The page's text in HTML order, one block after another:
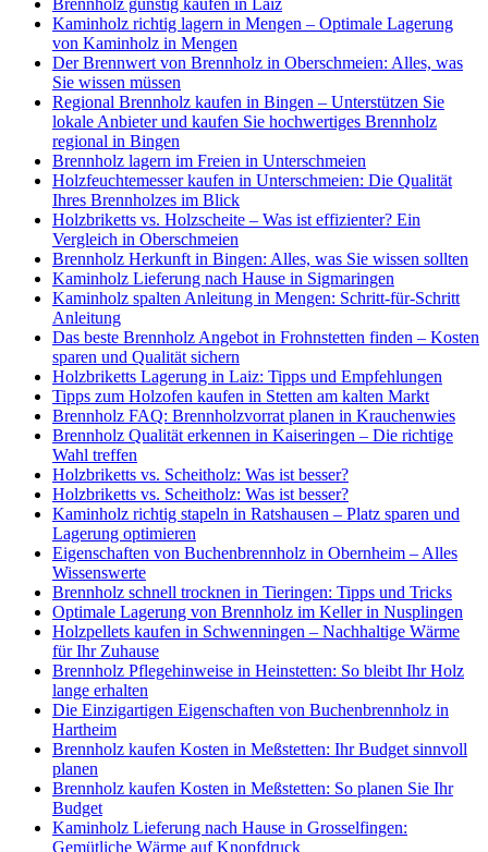
Brennholz günstig kaufen in Laiz
Kaminholz richtig lagern in Mengen – Optimale Lagerung
von Kaminholz in Mengen
Der Brennwert von Brennholz in Oberschmeien: Alles, was
Sie wissen müssen
Regional Brennholz kaufen in Bingen – Unterstützen Sie
lokale Anbieter und kaufen Sie hochwertiges Brennholz
regional in Bingen
Brennholz lagern im Freien in Unterschmeien
Holzfeuchtemesser kaufen in Unterschmeien: Die Qualität
Ihres Brennholzes im Blick
Holzbriketts vs. Holzscheite – Was ist effizienter? Ein
Vergleich in Oberschmeien
Brennholz Herkunft in Bingen: Alles, was Sie wissen sollten
Kaminholz Lieferung nach Hause in Sigmaringen
Kaminholz spalten Anleitung in Mengen: Schritt-für-Schritt
Anleitung
Das beste Brennholz Angebot in Frohnstetten finden – Kosten
sparen und Qualität sichern
Holzbriketts Lagerung in Laiz: Tipps und Empfehlungen
Tipps zum Holzofen kaufen in Stetten am kalten Markt
Brennholz FAQ: Brennholzvorrat planen in Krauchenwies
Brennholz Qualität erkennen in Kaiseringen – Die richtige
Wahl treffen
Holzbriketts vs. Scheitholz: Was ist besser?
Holzbriketts vs. Scheitholz: Was ist besser?
Kaminholz richtig stapeln in Ratshausen – Platz sparen und
Lagerung optimieren
Eigenschaften von Buchenbrennholz in Obernheim – Alles
Wissenswerte
Brennholz schnell trocknen in Tieringen: Tipps und Tricks
Optimale Lagerung von Brennholz im Keller in Nusplingen
Holzpellets kaufen in Schwenningen – Nachhaltige Wärme
für Ihr Zuhause
Brennholz Pflegehinweise in Heinstetten: So bleibt Ihr Holz
lange erhalten
Die Einzigartigen Eigenschaften von Buchenbrennholz in
Hartheim
Brennholz kaufen Kosten in Meßstetten: Ihr Budget sinnvoll
planen
Brennholz kaufen Kosten in Meßstetten: So planen Sie Ihr
Budget
Kaminholz Lieferung nach Hause in Grosselfingen:
Gemütliche Wärme auf Knopfdruck